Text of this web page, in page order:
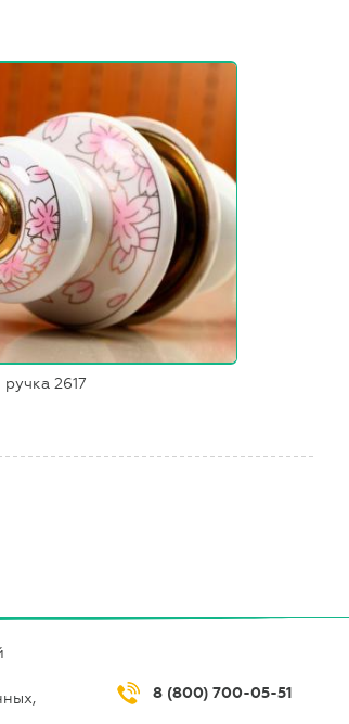
2617
8 (800) 700-05-51